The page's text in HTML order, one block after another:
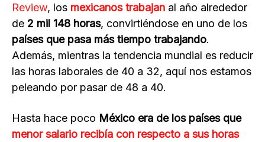
Review, los mexicanos trabajan al año alrededor
de 2 mil 148 horas, convirtiéndose en uno de los
países que pasa más tiempo trabajando.
Además, mientras la tendencia mundial es reducir
las horas laborales de 40 a 32, aquí nos estamos
peleando por pasar de 48 a 40.
Hasta hace poco México era de los países que
menor salario recibía con respecto a sus horas